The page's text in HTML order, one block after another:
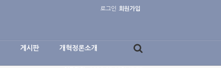
로그인 회원가입
게시판 개혁정론소개